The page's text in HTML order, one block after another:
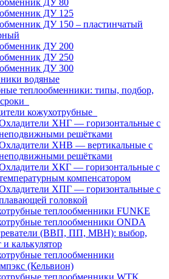
ДУ 80
ДУ 125
ДУ 150 – пластинчатый
ДУ 200
ДУ 250
ДУ 300
водяные
теплообменники: типы, подбор,
кожухотрубные
ХНГ — горизонтальные с
решётками
ХНВ — вертикальные с
решётками
ХКГ — горизонтальные с
компенсатором
ХПГ — горизонтальные с
головкой
теплообменники FUNKE
теплообменники ONDA
(ВВП, ПП, МВН): выбор,
и калькулятор
теплообменники
(Кельвион)
теплообменники WTK